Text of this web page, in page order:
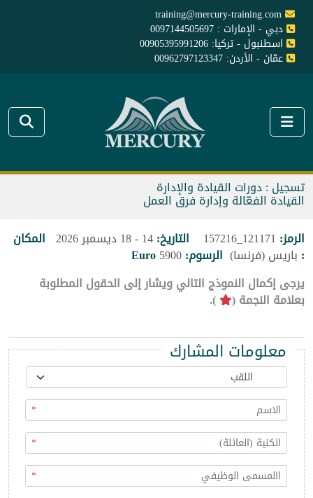
training@mercury-training.com
دبي - الإمارات : 0097144505697
اسطنبول - تركيا: 00905395991206
عمّان - الأردن: 00962797123347
تسجيل : دورات القيادة والإدارة
القيادة الفعّالة وإدارة فرق العمل
الرمز:
التاريخ: المكان
: باريس (فرنسا) الرسوم:5900
Euro
يرجى إكمال النموذج التالي ويشار إلى الحقول المطلوبة
بعلامة النجمة ( ).
معلومات المشارك
*
*
*